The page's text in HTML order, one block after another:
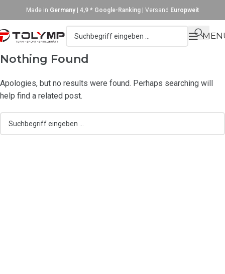
Made in Germany 4,9 * Google-Ranking | Versand Europweit
Nothing Found
Apologies, but no results were found. Perhaps searching will
help find a related post.